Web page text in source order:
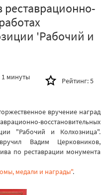
реставрационно-
'Рабочий и
1 минуты Рейтинг:5
вручение наград
восстановительных
"Рабочий и Колхозница".
Вадим Церковников,
по реставрации монумента
медали и награды".